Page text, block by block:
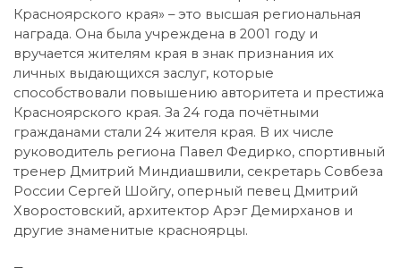
Красноярского края» – это высшая региональная
награда. Она была учреждена в 2001 году и
вручается жителям края в знак признания их
личных выдающихся заслуг, которые
способствовали повышению авторитета и престижа
Красноярского края. За 24 года почётными
гражданами стали 24 жителя края. В их числе
руководитель региона Павел Федирко, спортивный
тренер Дмитрий Миндиашвили, секретарь Совбеза
России Сергей Шойгу, оперный певец Дмитрий
Хворостовский, архитектор Арэг Демирханов и
другие знаменитые красноярцы.